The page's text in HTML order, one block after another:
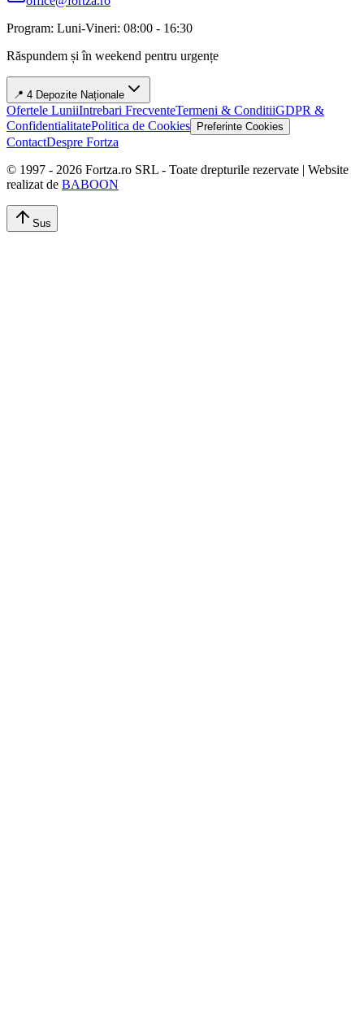
Program: Luni-Vineri: 08:00 - 16:30
Răspundem și în weekend pentru urgențe
📍 4 Depozite Naționale
Ofertele LuniiIntrebari FrecventeTermeni & ConditiiGDPR &
ConfidentialitatePolitica de Cookies Preferinte Cookies
ContactDespre Fortza
© 1997 - 2026 Fortza.ro SRL - Toate drepturile rezervate | Website
realizat de BABOON
Sus